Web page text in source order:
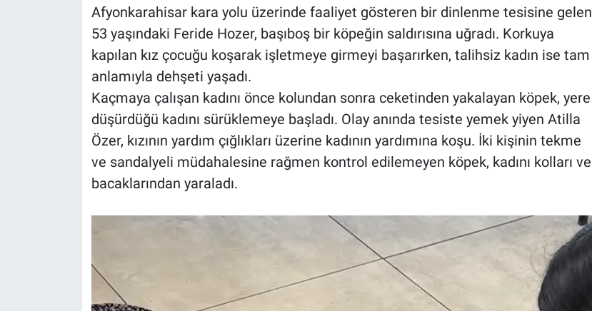
Afyonkarahisar kara yolu üzerinde faaliyet gösteren bir dinlenme tesisine gelen
53 yaşındaki Feride Hozer, başıboş bir köpeğin saldırısına uğradı. Korkuya
kapılan kız çocuğu koşarak işletmeye girmeyi başarırken, talihsiz kadın ise tam
anlamıyla dehşeti yaşadı.
Kaçmaya çalışan kadını önce kolundan sonra ceketinden yakalayan köpek, yere
düşürdüğü kadını sürüklemeye başladı. Olay anında tesiste yemek yiyen Atilla
Özer, kızının yardım çığlıkları üzerine kadının yardımına koşu. İki kişinin tekme
ve sandalyeli müdahalesine rağmen kontrol edilemeyen köpek, kadını kolları ve
bacaklarından yaraladı.